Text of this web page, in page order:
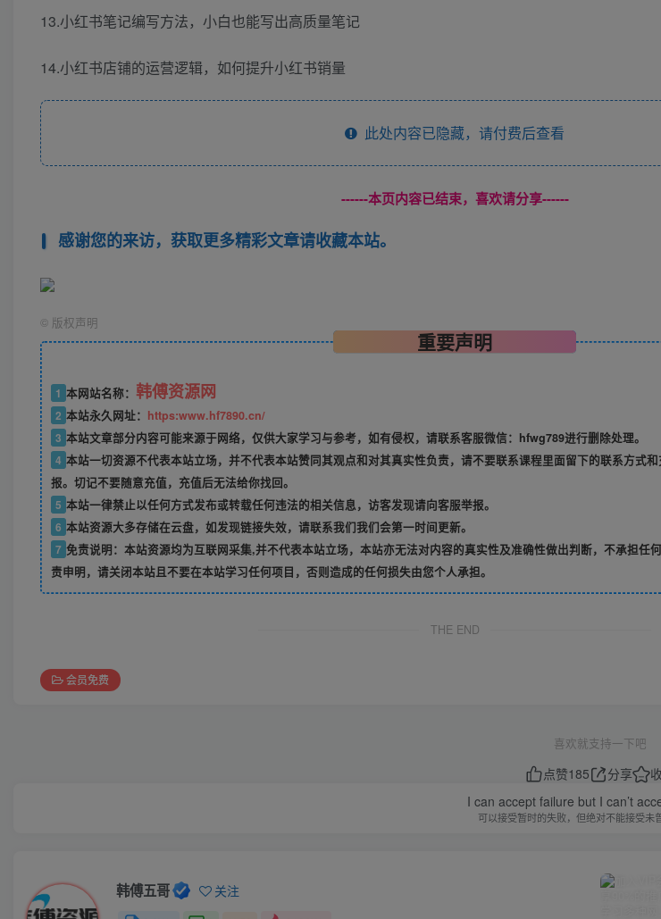
13.小红书笔记编写方法，小白也能写出高质量笔记
14.小红书店铺的运营逻辑，如何提升小红书销量
此处内容已隐藏，请付费后查看
------本页内容已结束，喜欢请分享------
感谢您的来访，获取更多精彩文章请收藏本站。
© 版权声明
重要声明
1 本网站名称： 韩傅资源网
2 本站永久网址： https:www.hf7890.cn/
3 本站文章部分内容可能来源于网络，仅供大家学习与参考，如有侵权，请联系客服微信：hfwg789进行删除处理。
4 本站一切资源不代表本站立场，并不代表本站赞同其观点和对其真实性负责，请不要联系课程里面留下的联系方式
报。切记不要随意充值，充值后无法给你找回。
5 本站一律禁止以任何方式发布或转载任何违法的相关信息，访客发现请向客服举报。
6 本站资源大多存储在云盘，如发现链接失效，请联系我们我们会第一时间更新。
7 免责说明：本站资源均为互联网采集,并不代表本站立场，本站亦无法对内容的真实性及准确性做出判断，不承担任
责申明，请关闭本站且不要在本站学习任何项目，否则造成的任何损失由您个人承担。
THE END
会员免费
喜欢就支持一下吧
点赞185 分享
I can accept failure but I can’t
可以接受暂时的失败，但绝对不能接受未
韩傅五哥 关注